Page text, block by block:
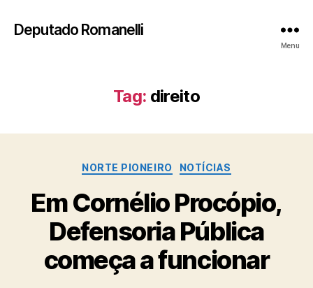
Deputado Romanelli
Menu
Tag: direito
Categorias
NORTE PIONEIRO NOTÍCIAS
Em Cornélio Procópio,
Defensoria Pública
começa a funcionar